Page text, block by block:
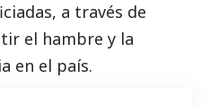
a través de
el hambre y la
en el país.